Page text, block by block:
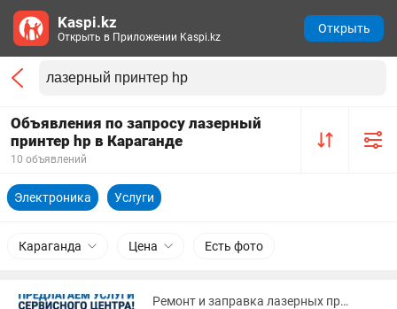
Объявления по запросу лазерный
принтер hp в Караганде
10 объявлений
Электроника Услуги
Караганда Цена Есть фото
Ремонт и заправка лазерных принтеров и МФУ Samsung, Canon, Hp, Xerox и т.д.
Kaspi.kz
Открыть в Приложении Kaspi.kz
Открыть